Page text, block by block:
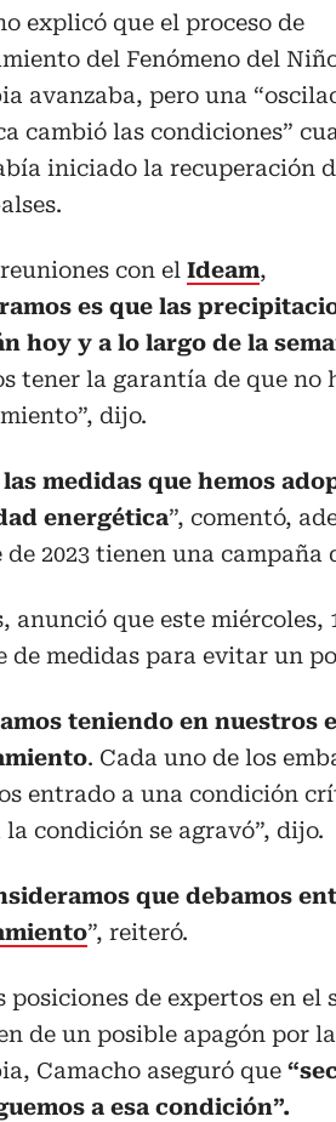
explicó que el proceso de
del Fenómeno del
avanzaba, pero una
cambió las condiciones”
iniciado la recuperación
con el Ideam,
es que las
hoy y a lo largo de la
tener la garantía de que no
dijo.
las medidas que hemos
energética”, comentó,
2023 tienen una campaña
anunció que este
de medidas para evitar un
teniendo en nuestros
. Cada uno de los
entrado a una condición
la condición se agravó”, dijo.
que debamos
”, reiteró.
posiciones de expertos en el
de un posible apagón por
Camacho aseguró que
a esa condición”.